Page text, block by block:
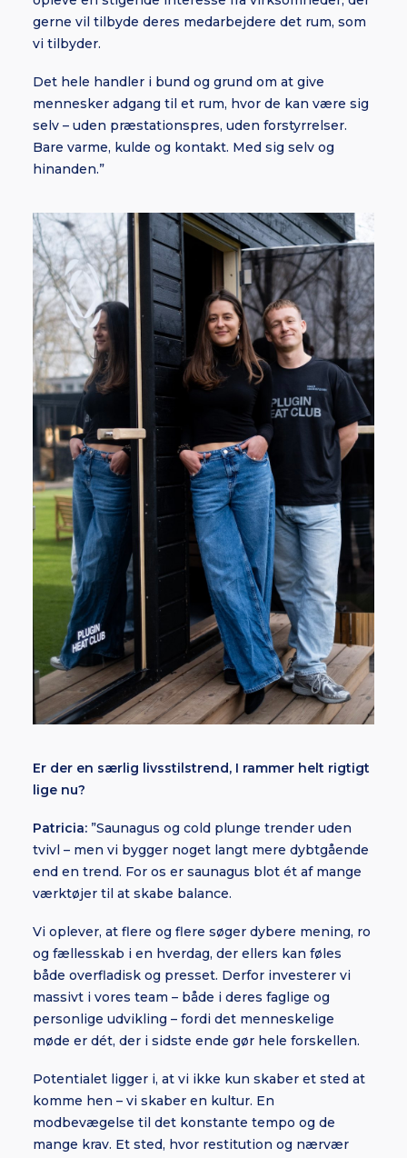
gerne vil tilbyde deres medarbejdere det rum, som
vi tilbyder.
Det hele handler i bund og grund om at give
mennesker adgang til et rum, hvor de kan være sig
selv – uden præstationspres, uden forstyrrelser.
Bare varme, kulde og kontakt. Med sig selv og
hinanden.”
Er der en særlig livsstilstrend, I rammer helt rigtigt
lige nu?
Patricia: ”Saunagus og cold plunge trender uden
tvivl – men vi bygger noget langt mere dybtgående
end en trend. For os er saunagus blot ét af mange
værktøjer til at skabe balance.
Vi oplever, at flere og flere søger dybere mening, ro
og fællesskab i en hverdag, der ellers kan føles
både overfladisk og presset. Derfor investerer vi
massivt i vores team – både i deres faglige og
personlige udvikling – fordi det menneskelige
møde er dét, der i sidste ende gør hele forskellen.
Potentialet ligger i, at vi ikke kun skaber et sted at
komme hen – vi skaber en kultur. En
modbevægelse til det konstante tempo og de
mange krav. Et sted, hvor restitution og nærvær